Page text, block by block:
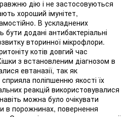
дію і не застосовуються
хороший імунітет,
В ускладнених
додані антибактеріальні
вторинної мікрофлори.
котів довгий час
з встановленим діагнозом в
евтаназії, так як
поліпшенню якості їх
реакцій використовувалися
можна було очікувати
в порожнинах, повернення